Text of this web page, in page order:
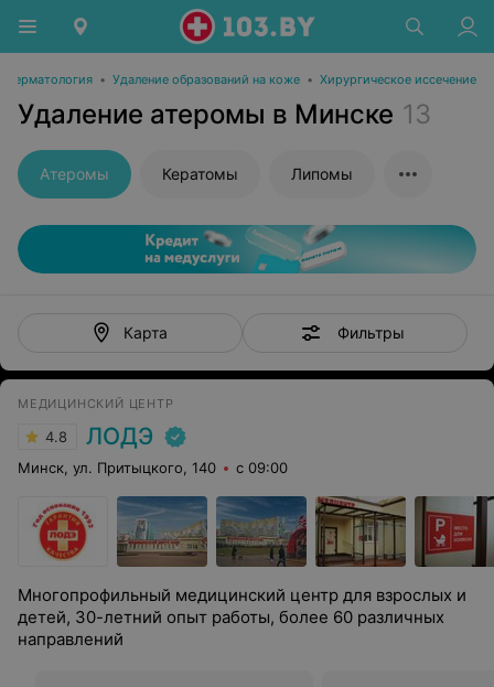
Дерматология • Удаление образований на коже • Хирургическое иссечение
Удаление атеромы в Минске 13
Атеромы Кератомы Липомы
Карта Фильтры
МЕДИЦИНСКИЙ ЦЕНТР
4.8 ЛОДЭ
Минск, ул. Притыцкого, 140 с 09:00
Многопрофильный медицинский центр для взрослых и
детей, 30-летний опыт работы, более 60 различных
направлений